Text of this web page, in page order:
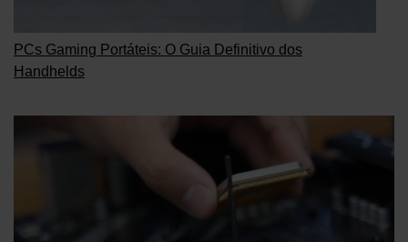
PCs Gaming Portáteis: O Guia Definitivo dos
Handhelds